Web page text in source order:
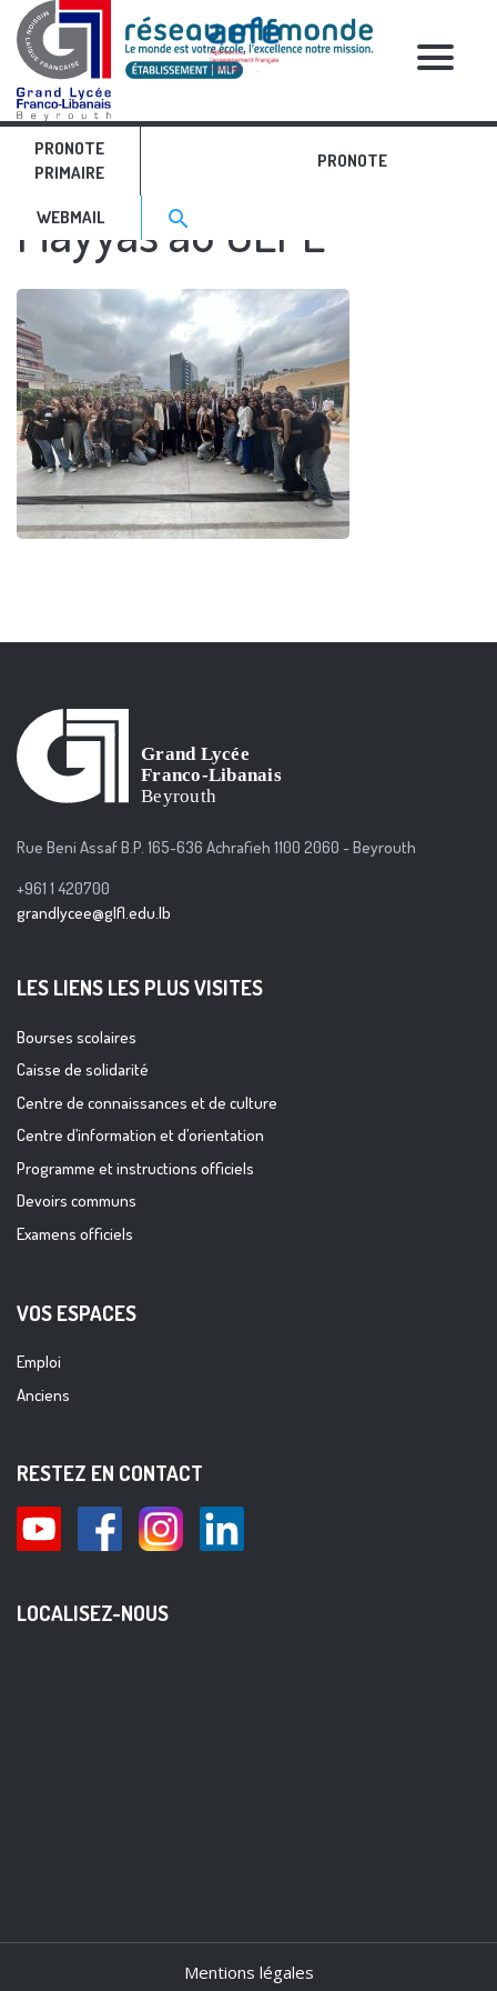
PRONOTE
PRIMAIRE
PRONOTE
WEBMAIL Search for:>
search
RELATIVE POSTS
Le retour de Mayssa des
Mayyas au GLFL
Rue Beni Assaf B.P. 165-636 Achrafieh 1100 2060 - Beyrouth
+961 1 420700
grandlycee@glfl.edu.lb
LES LIENS LES PLUS VISITES
Bourses scolaires
Caisse de solidarité
Centre de connaissances et de culture
Centre d’information et d’orientation
Programme et instructions officiels
Devoirs communs
Examens officiels
VOS ESPACES
Emploi
Anciens
RESTEZ EN CONTACT
LOCALISEZ-NOUS
Mentions légales